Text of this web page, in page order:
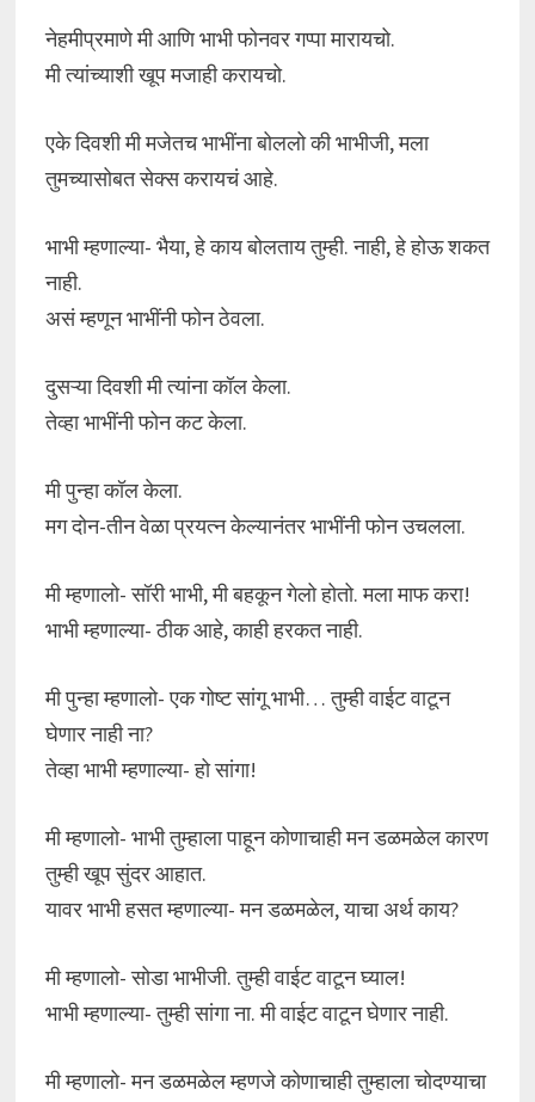
नेहमीप्रमाणे मी आणि भाभी फोनवर गप्पा मारायचो.
मी त्यांच्याशी खूप मजाही करायचो.
एके दिवशी मी मजेतच भाभींना बोललो की भाभीजी, मला
तुमच्यासोबत सेक्स करायचं आहे.
भाभी म्हणाल्या- भैया, हे काय बोलताय तुम्ही. नाही, हे होऊ शकत
नाही.
असं म्हणून भाभींनी फोन ठेवला.
दुसऱ्या दिवशी मी त्यांना कॉल केला.
तेव्हा भाभींनी फोन कट केला.
मी पुन्हा कॉल केला.
मग दोन-तीन वेळा प्रयत्न केल्यानंतर भाभींनी फोन उचलला.
मी म्हणालो- सॉरी भाभी, मी बहकून गेलो होतो. मला माफ करा!
भाभी म्हणाल्या- ठीक आहे, काही हरकत नाही.
मी पुन्हा म्हणालो- एक गोष्ट सांगू भाभी… तुम्ही वाईट वाटून
घेणार नाही ना?
तेव्हा भाभी म्हणाल्या- हो सांगा!
मी म्हणालो- भाभी तुम्हाला पाहून कोणाचाही मन डळमळेल कारण
तुम्ही खूप सुंदर आहात.
यावर भाभी हसत म्हणाल्या- मन डळमळेल, याचा अर्थ काय?
मी म्हणालो- सोडा भाभीजी. तुम्ही वाईट वाटून घ्याल!
भाभी म्हणाल्या- तुम्ही सांगा ना. मी वाईट वाटून घेणार नाही.
मी म्हणालो- मन डळमळेल म्हणजे कोणाचाही तुम्हाला चोदण्याचा